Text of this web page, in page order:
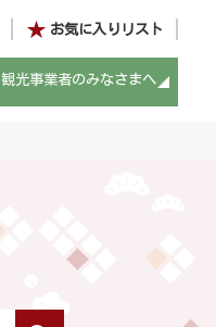
お気に入りリスト
観光事業者のみなさまへ